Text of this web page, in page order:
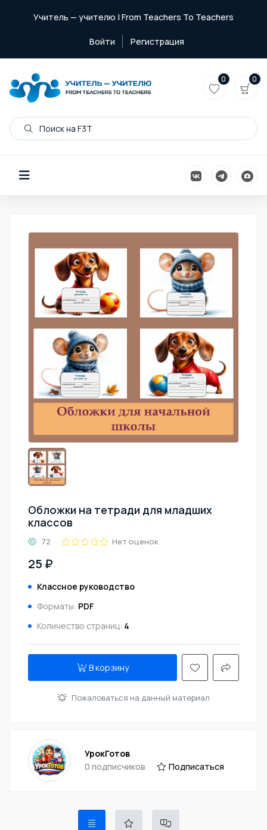
Учитель — учителю | From Teachers To Teachers
Войти Регистрация
Поиск на F3T
0 0
Обложки на тетради для младших
классов
72 Нет оценок
25 ₽
Классное руководство
Форматы: PDF
Количество страниц: 4
В корзину
Пожаловаться на данный материал
УрокГотов
0 подписчиков
Подписаться